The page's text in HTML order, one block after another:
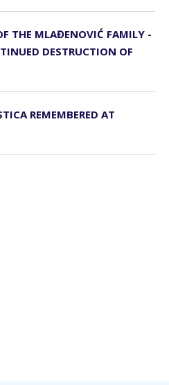
THE MLAĐENOVIĆ FAMILY -
DESTRUCTION OF
REMEMBERED AT